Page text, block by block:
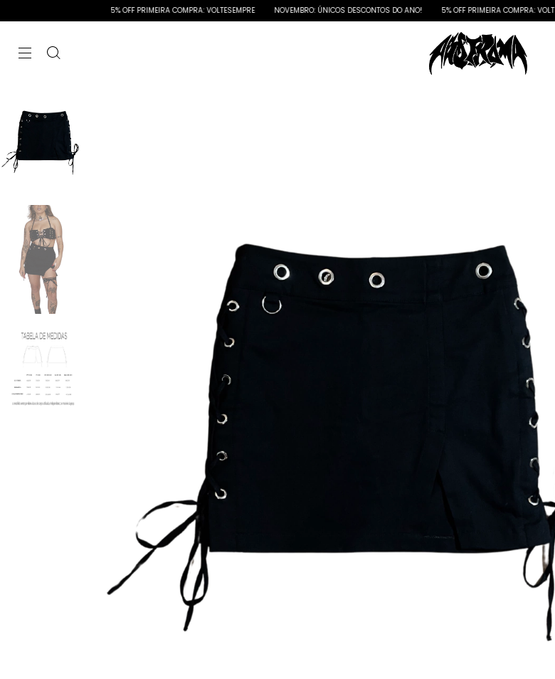
5% OFF PRIMEIRA COMPRA: VOLTESEMPRE NOVEMBRO: ÚNICOS DESCONTOS DO ANO! 5% OFF PRIMEIRA COMPRA: VOLTESEMPRE